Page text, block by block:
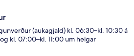
(aukagjald) kl. 06:30–kl. 10:30 á
kl. 07:00–kl. 11:00 um helgar